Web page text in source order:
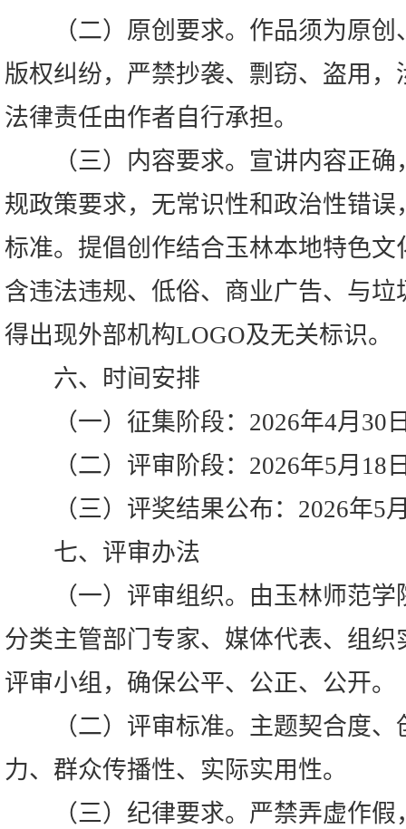
（二）原创要求。作品须为原创
版权纠纷，严禁抄袭、剽窃、盗用
法律责任由作者自行承担。
（三）内容要求。宣讲内容正确
规政策要求，无常识性和政治性错
标准。提倡创作结合玉林本地特色
含违法违规、低俗、商业广告、与
得出现外部机构LOGO及无关标识。
六、时间安排
（一）征集阶段：2026年4月30
（二）评审阶段：2026年5月18
（三）评奖结果公布：2026年5
七、评审办法
（一）评审组织。由玉林师范学
分类主管部门专家、媒体代表、组
评审小组，确保公平、公正、公开。
（二）评审标准。主题契合度、
力、群众传播性、实际实用性。
（三）纪律要求。严禁弄虚作假